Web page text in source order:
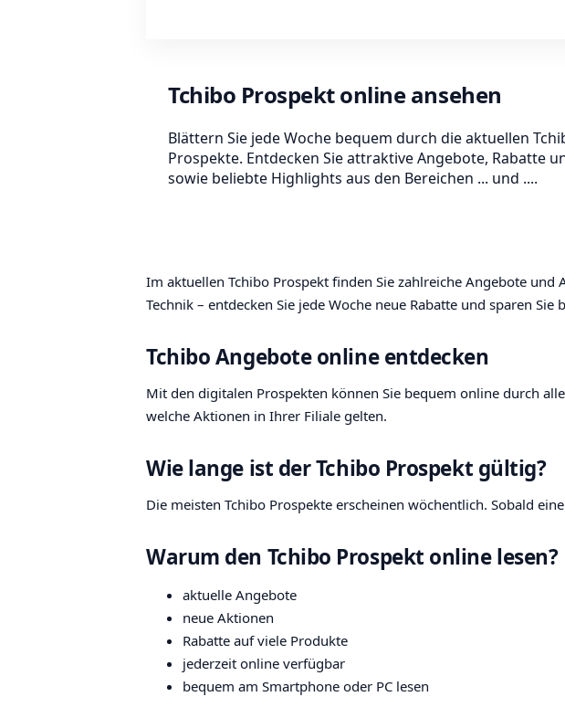
Tchibo Prospekt online ansehen
Blättern Sie jede Woche bequem durch die aktuellen
Prospekte. Entdecken Sie attraktive Angebote, Rabatte
sowie beliebte Highlights aus den Bereichen ... und ....
Im aktuellen Tchibo Prospekt finden Sie zahlreiche Angebote
Technik – entdecken Sie jede Woche neue Rabatte und sparen Sie
Tchibo Angebote online entdecken
Mit den digitalen Prospekten können Sie bequem online durch
welche Aktionen in Ihrer Filiale gelten.
Wie lange ist der Tchibo Prospekt gültig?
Die meisten Tchibo Prospekte erscheinen wöchentlich. Sobald
Warum den Tchibo Prospekt online lesen?
aktuelle Angebote
neue Aktionen
Rabatte auf viele Produkte
jederzeit online verfügbar
bequem am Smartphone oder PC lesen